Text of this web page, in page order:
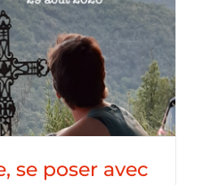
se poser avec